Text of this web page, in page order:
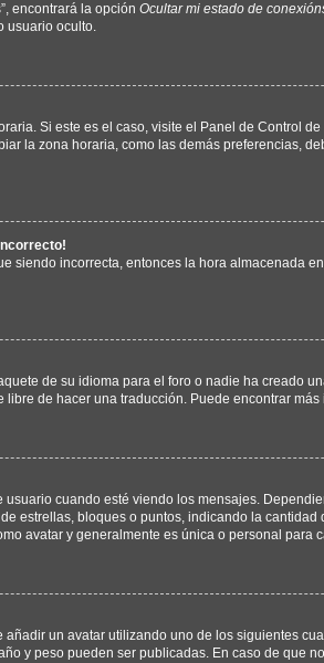
encontrará la opción Ocultar mi estado de
usuario oculto.
Si este es el caso, visite el Panel de Control
la zona horaria, como las demás preferencias,
siendo incorrecta, entonces la hora almacenada
de su idioma para el foro o nadie ha creado
de hacer una traducción. Puede encontrar
cuando esté viendo los mensajes.
estrellas, bloques o puntos, indicando la
avatar y generalmente es única o personal para
un avatar utilizando uno de los siguientes
y peso pueden ser publicadas. En caso de que